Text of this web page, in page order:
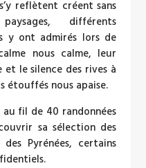
reflètent créent sans
différents
y ont admirés lors de
nous calme, leur
le silence des rives à
étouffés nous apaise.
au fil de 40 randonnées
sa sélection des
Pyrénées, certains